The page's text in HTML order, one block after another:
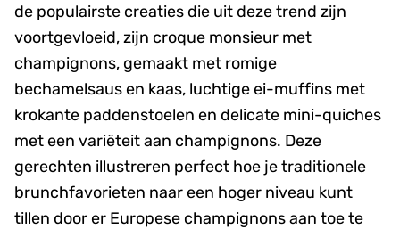
de populairste creaties die uit deze trend zijn
voortgevloeid, zijn croque monsieur met
champignons, gemaakt met romige
bechamelsaus en kaas, luchtige ei-muffins met
krokante paddenstoelen en delicate mini-quiches
met een variëteit aan champignons. Deze
gerechten illustreren perfect hoe je traditionele
brunchfavorieten naar een hoger niveau kunt
tillen door er Europese champignons aan toe te